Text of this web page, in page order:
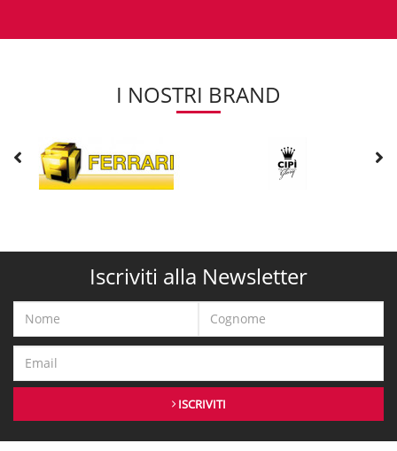
I NOSTRI BRAND
Iscriviti alla Newsletter
ISCRIVITI